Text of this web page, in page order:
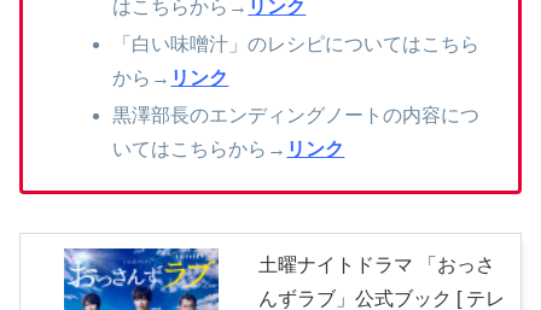
はこちらから→ リンク
「白い味噌汁」のレシピについてはこちら
から→ リンク
黒澤部長のエンディングノートの内容につ
いてはこちらから→ リンク
土曜ナイトドラマ 「おっさ
んずラブ」公式ブック [ テレ